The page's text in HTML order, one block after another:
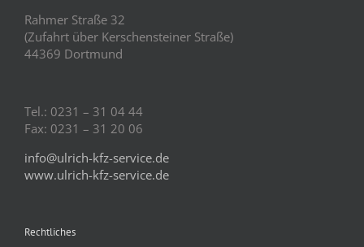
Rahmer Straße 32
(Zufahrt über Kerschensteiner Straße)
44369 Dortmund
Tel.: 0231 – 31 04 44
Fax: 0231 – 31 20 06
info@ulrich-kfz-service.de
www.ulrich-kfz-service.de
Rechtliches